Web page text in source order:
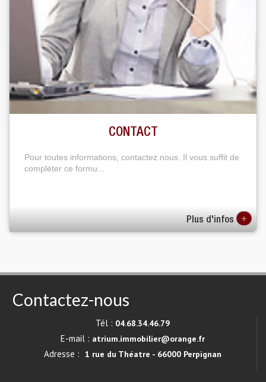
CONTACT
Pour toutes informations, contactez nous. Il vous suffit de
compléter ce formu...
Plus d'infos +
Contactez-nous
Tél : 04.68.34.46.79
E-mail : atrium.immobilier@orange.fr
Adresse : 1 rue du Théatre - 66000 Perpignan